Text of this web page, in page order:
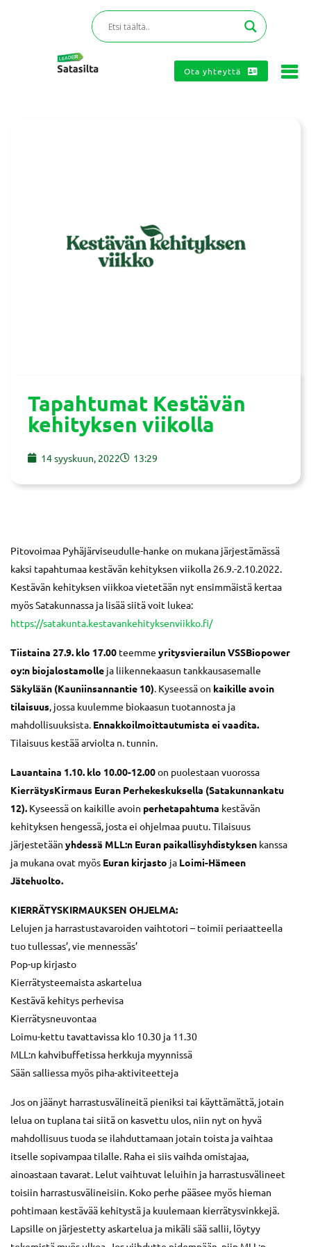
Ota yhteyttä
Tapahtumat Kestävän
kehityksen viikolla
14 syyskuun, 2022 13:29
Pitovoimaa Pyhäjärviseudulle-hanke on mukana järjestämässä
kaksi tapahtumaa kestävän kehityksen viikolla 26.9.-2.10.2022.
Kestävän kehityksen viikkoa vietetään nyt ensimmäistä kertaa
myös Satakunnassa ja lisää siitä voit lukea:
https://satakunta.kestavankehityksenviikko.fi/
Tiistaina 27.9. klo 17.00 teemme yritysvierailun VSSBiopower
oy:n biojalostamolle ja liikennekaasun tankkausasemalle
Säkylään (Kauniinsannantie 10). Kyseessä on kaikille avoin
tilaisuus, jossa kuulemme biokaasun tuotannosta ja
mahdollisuuksista. Ennakkoilmoittautumista ei vaadita.
Tilaisuus kestää arviolta n. tunnin.
Lauantaina 1.10. klo 10.00-12.00on puolestaan vuorossa
KierrätysKirmaus Euran Perhekeskuksella (Satakunnankatu
12). Kyseessä on kaikille avoin perhetapahtuma kestävän
kehityksen hengessä, josta ei ohjelmaa puutu. Tilaisuus
järjestetään yhdessä MLL:n Euran paikallisyhdistyksen kanssa
ja mukana ovat myös Euran kirjasto ja Loimi-Hämeen
Jätehuolto.
KIERRÄTYSKIRMAUKSEN OHJELMA:
Lelujen ja harrastustavaroiden vaihtotori – toimii periaatteella
tuo tullessas’, vie mennessäs’
Pop-up kirjasto
Kierrätysteemaista askartelua
Kestävä kehitys perhevisa
Kierrätysneuvontaa
Loimu-kettu tavattavissa klo 10.30 ja 11.30
MLL:n kahvibuffetissa herkkuja myynnissä
Sään salliessa myös piha-aktiviteetteja
Jos on jäänyt harrastusvälineitä pieniksi tai käyttämättä, jotain
lelua on tuplana tai siitä on kasvettu ulos, niin nyt on hyvä
mahdollisuus tuoda se ilahduttamaan jotain toista ja vaihtaa
itselle sopivampaa tilalle. Raha ei siis vaihda omistajaa,
ainoastaan tavarat. Lelut vaihtuvat leluihin ja harrastusvälineet
toisiin harrastusvälineisiin. Koko perhe pääsee myös hieman
pohtimaan kestävää kehitystä ja kuulemaan kierrätysvinkkejä.
Lapsille on järjestetty askartelua ja mikäli sää sallii, löytyy